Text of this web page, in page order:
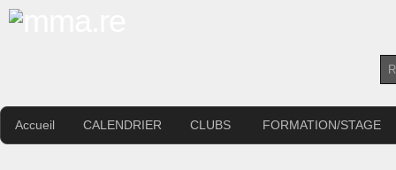
Accueil CALENDRIER CLUBS FORMATION/STAGE